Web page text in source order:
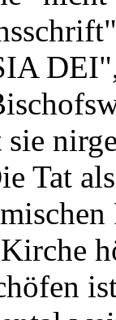
sie
Tat